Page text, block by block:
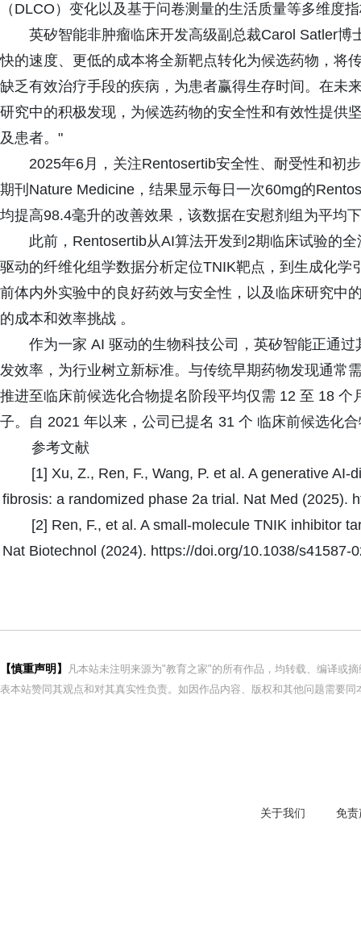
（DLCO）变化以及基于问卷测量的生活质量等多维度
英矽智能非肿瘤临床开发高级副总裁Carol Satler
快的速度、更低的成本将全新靶点转化为候选药物，将
缺乏有效治疗手段的疾病，为患者赢得生存时间。在未
研究中的积极发现，为候选药物的安全性和有效性提供
及患者。"
2025年6月，关注Rentosertib安全性、耐受性和初
期刊Nature Medicine，结果显示每日一次60mg的
均提高98.4毫升的改善效果，该数据在安慰剂组为平均
此前，Rentosertib从AI算法开发到2期临床试验的
驱动的纤维化组学数据分析定位TNIK靶点，到生成化
前体内外实验中的良好药效与安全性，以及临床研究中
的成本和效率挑战 。
作为一家 AI 驱动的生物科技公司，英矽智能正通
发效率，为行业树立新标准。与传统早期药物发现通常
推进至临床前候选化合物提名阶段平均仅需 12 至 18
子。自 2021 年以来，公司已提名 31 个 临床前候选化
参考文献
[1] Xu, Z., Ren, F., Wang, P. et al. A generative
fibrosis: a randomized phase 2a trial. Nat Med (2025).
[2] Ren, F., et al. A small-molecule TNIK inhibitor
Nat Biotechnol (2024). https://doi.org/10.1038/s41587-
【慎重声明】
凡本站未注明来源为"教育之家"的所有作品，均转载、编译或
表本站赞同其观点和对其真实性负责。如因作品内容、版权和其他问题需要
关于我们 免责